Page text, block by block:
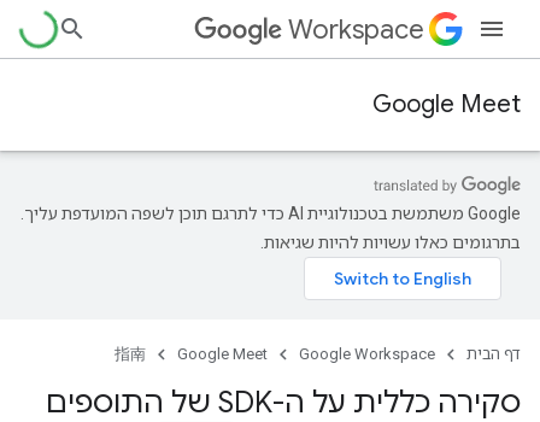
Workspace
Google Meet
‫Google משתמשת בטכנולוגיית AI כדי לתרגם תוכן לשפה המועדפת עליך.
בתרגומים כאלו עשויות להיות שגיאות.
דף הבית Google Workspace
Google Meet
指南
סקירה כללית על ה-SDK של התוספים